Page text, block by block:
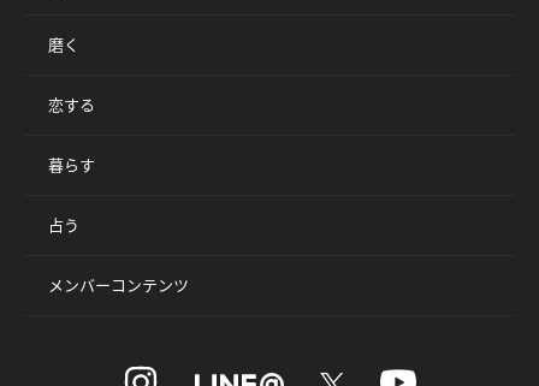
磨く
恋する
暮らす
占う
メンバーコンテンツ